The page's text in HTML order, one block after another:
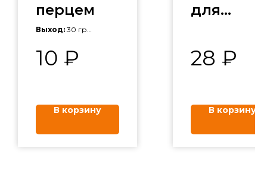
перцем
Выход: 30 гр
черный молотый
10 ₽
В корзину
для
28 ₽
В корзину